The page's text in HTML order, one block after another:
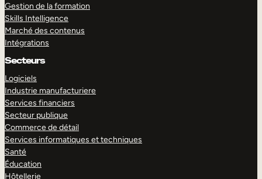
Gestion de la formation
Skills Intelligence
Marché des contenus
Intégrations
Secteurs
Logiciels
Industrie manufacturiere
Services financiers
Secteur publique
Commerce de détail
Services informatiques et techniques
Santé
Éducation
Hôtellerie